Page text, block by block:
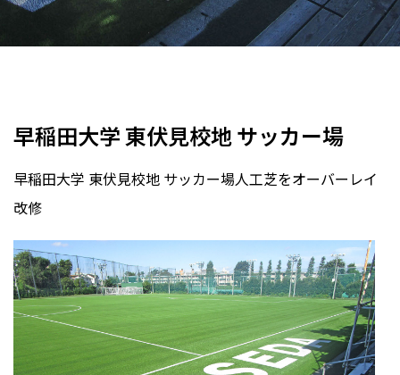
早稲田大学 東伏見校地 サッカー場
早稲田大学 東伏見校地 サッカー場人工芝をオーバーレイ
改修